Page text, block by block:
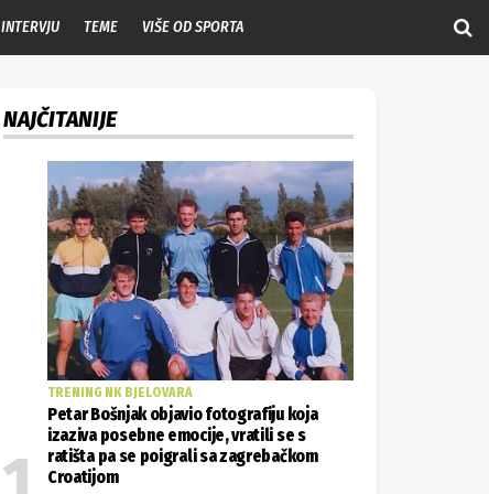
INTERVJU TEME VIŠE OD SPORTA
NAJČITANIJE
TRENING NK BJELOVARA
Petar Bošnjak objavio fotografiju koja
izaziva posebne emocije, vratili se s
ratišta pa se poigrali sa zagrebačkom
Croatijom